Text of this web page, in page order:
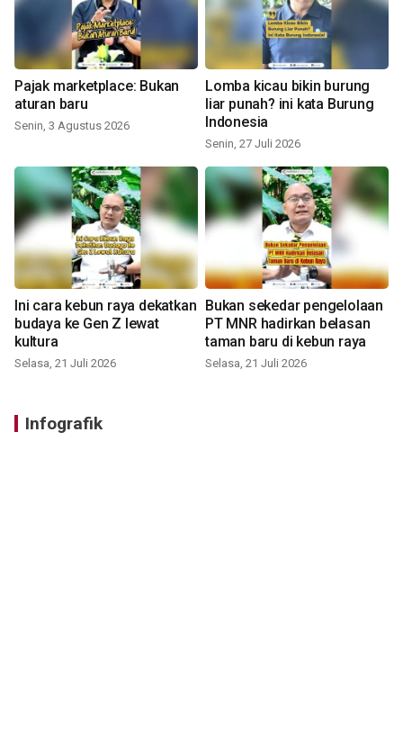
Pajak marketplace: Bukan
aturan baru
Senin, 3 Agustus 2026
Lomba kicau bikin burung
liar punah? ini kata Burung
Indonesia
Senin, 27 Juli 2026
Ini cara kebun raya dekatkan
budaya ke Gen Z lewat
kultura
Selasa, 21 Juli 2026
Bukan sekedar pengelolaan
PT MNR hadirkan belasan
taman baru di kebun raya
Selasa, 21 Juli 2026
Infografik